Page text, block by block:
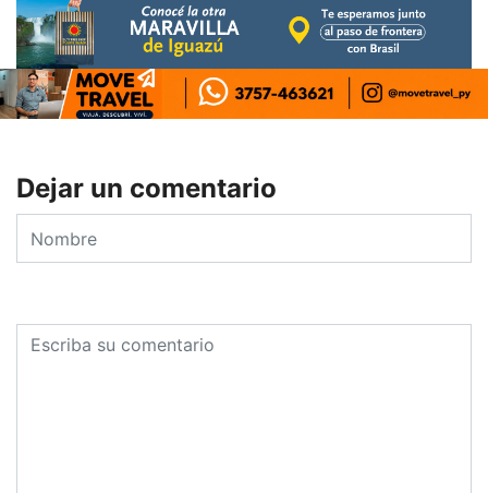
Dejar un comentario